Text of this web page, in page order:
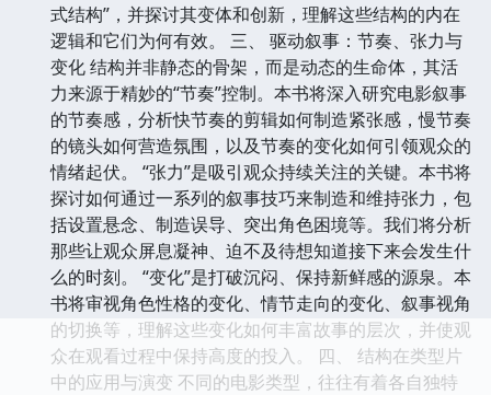
式结构”，并探讨其变体和创新，理解这些结构的内在
逻辑和它们为何有效。 三、 驱动叙事：节奏、张力与
变化 结构并非静态的骨架，而是动态的生命体，其活
力来源于精妙的“节奏”控制。本书将深入研究电影叙事
的节奏感，分析快节奏的剪辑如何制造紧张感，慢节奏
的镜头如何营造氛围，以及节奏的变化如何引领观众的
情绪起伏。 “张力”是吸引观众持续关注的关键。本书将
探讨如何通过一系列的叙事技巧来制造和维持张力，包
括设置悬念、制造误导、突出角色困境等。我们将分析
那些让观众屏息凝神、迫不及待想知道接下来会发生什
么的时刻。 “变化”是打破沉闷、保持新鲜感的源泉。本
书将审视角色性格的变化、情节走向的变化、叙事视角
的切换等，理解这些变化如何丰富故事的层次，并使观
众在观看过程中保持高度的投入。 四、 结构在类型片
中的应用与演变 不同的电影类型，往往有着各自独特